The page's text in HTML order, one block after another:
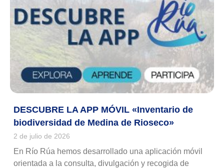
DESCUBRE LA APP MÓVIL «Inventario de
biodiversidad de Medina de Rioseco»
2 de julio de 2026
En Río Rúa hemos desarrollado una aplicación móvil
orientada a la consulta, divulgación y recogida de